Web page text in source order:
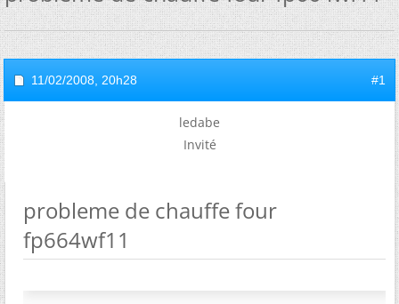
11/02/2008, 20h28 #1
ledabe
Invité
probleme de chauffe four
fp664wf11